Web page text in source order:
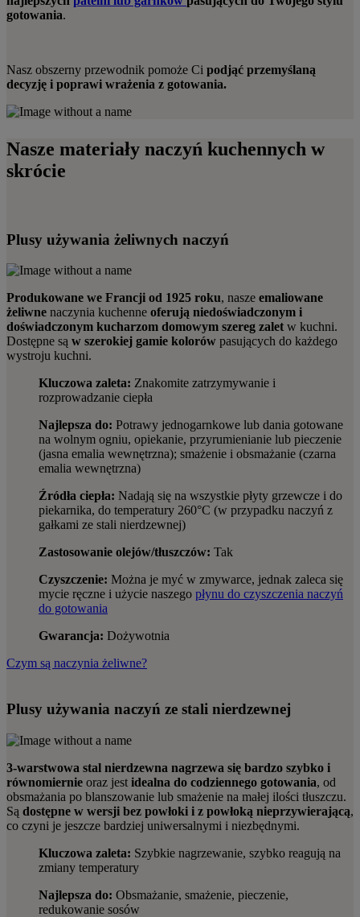
gotowania.
Nasz obszerny przewodnik pomoże Ci podjąć przemyślaną
decyzję i poprawi wrażenia z gotowania.
Nasze materiały naczyń kuchennych w
skrócie
Plusy używania żeliwnych naczyń
Produkowane we Francji od 1925 roku, nasze emaliowane
żeliwne naczynia kuchenne oferują niedoświadczonym i
doświadczonym kucharzom domowym szereg zalet w kuchni.
Dostępne są w szerokiej gamie kolorów pasujących do każdego
wystroju kuchni.
Kluczowa zaleta: Znakomite zatrzymywanie i
rozprowadzanie ciepła
Najlepsza do: Potrawy jednogarnkowe lub dania gotowane
na wolnym ogniu, opiekanie, przyrumienianie lub pieczenie
(jasna emalia wewnętrzna); smażenie i obsmażanie (czarna
emalia wewnętrzna)
Źródła ciepła: Nadają się na wszystkie płyty grzewcze i do
piekarnika, do temperatury 260°C (w przypadku naczyń z
gałkami ze stali nierdzewnej)
Zastosowanie olejów/tłuszczów: Tak
Czyszczenie: Można je myć w zmywarce, jednak zaleca się
mycie ręczne i użycie naszego płynu do czyszczenia naczyń
do gotowania
Gwarancja: Dożywotnia
Czym są naczynia żeliwne?
Plusy używania naczyń ze stali nierdzewnej
3-warstwowa stal nierdzewna nagrzewa się bardzo szybko i
równomiernie oraz jest idealna do codziennego gotowania, od
obsmażania po blanszowanie lub smażenie na małej ilości tłuszczu.
Są dostępne w wersji bez powłoki i z powłoką nieprzywierającą,
co czyni je jeszcze bardziej uniwersalnymi i niezbędnymi.
Kluczowa zaleta: Szybkie nagrzewanie, szybko reagują na
zmiany temperatury
Najlepsza do: Obsmażanie, smażenie, pieczenie,
redukowanie sosów